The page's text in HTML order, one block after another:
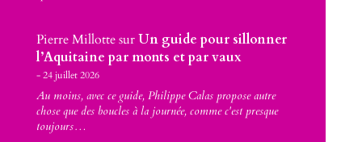
Pierre MillottesurUn guide pour sillonner
l’Aquitaine par monts et par vaux
24 juillet 2026
Au moins, avec ce guide, Philippe Calas propose autre
chose que des boucles à la journée, comme c'est presque
toujours…